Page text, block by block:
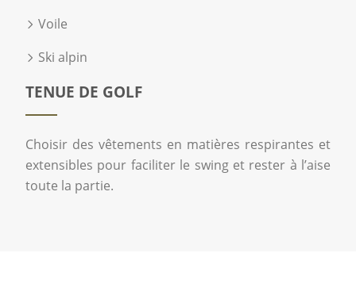
Voile
Ski alpin
TENUE DE GOLF
Choisir des vêtements en matières respirantes et
extensibles pour faciliter le swing et rester à l’aise
toute la partie.